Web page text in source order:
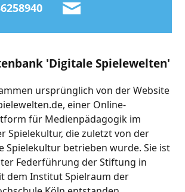
'Digitale Spielewelten'
ursprünglich von der Website
einer Online-
für Medienpädagogik im
Spielekultur, die zuletzt von der
Spielekultur betrieben wurde. Sie ist
Federführung der Stiftung in
dem Institut Spielraum der